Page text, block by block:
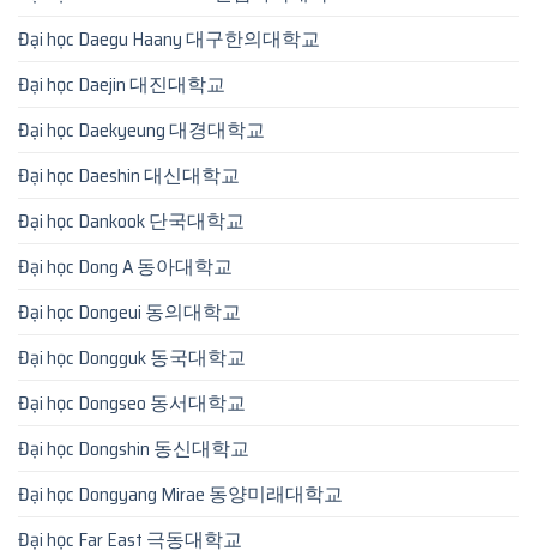
Đại học Daegu Haany 대구한의대학교
Đại học Daejin 대진대학교
Đại học Daekyeung 대경대학교
Đại học Daeshin 대신대학교
Đại học Dankook 단국대학교
Đại học Dong A 동아대학교
Đại học Dongeui 동의대학교
Đại học Dongguk 동국대학교
Đại học Dongseo 동서대학교
Đại học Dongshin 동신대학교
Đại học Dongyang Mirae 동양미래대학교
Đại học Far East 극동대학교